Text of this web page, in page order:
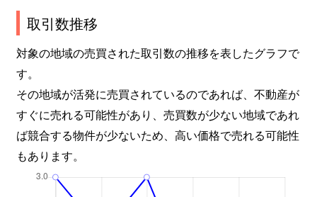
取引数推移
対象の地域の売買された取引数の推移を表したグラフで
す。
その地域が活発に売買されているのであれば、不動産が
すぐに売れる可能性があり、売買数が少ない地域であれ
ば競合する物件が少ないため、高い価格で売れる可能性
もあります。